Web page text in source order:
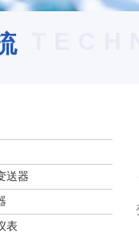
送器
表